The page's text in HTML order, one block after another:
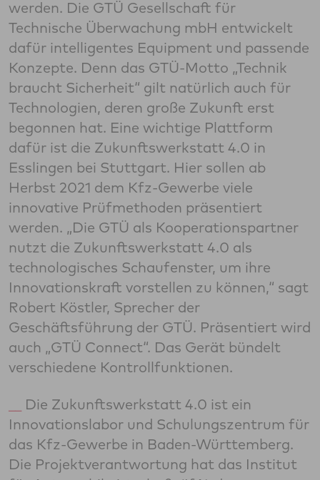
werden. Die GTÜ Gesellschaft für
Technische Überwachung mbH entwickelt
dafür intelligentes Equipment und passende
Konzepte. Denn das GTÜ-Motto „Technik
braucht Sicherheit“ gilt natürlich auch für
Technologien, deren große Zukunft erst
begonnen hat. Eine wichtige Plattform
dafür ist die Zukunftswerkstatt 4.0 in
Esslingen bei Stuttgart. Hier sollen ab
Herbst 2021 dem Kfz-Gewerbe viele
innovative Prüfmethoden präsentiert
werden. „Die GTÜ als Kooperationspartner
nutzt die Zukunftswerkstatt 4.0 als
technologisches Schaufenster, um ihre
Innovationskraft vorstellen zu können,“ sagt
Robert Köstler, Sprecher der
Geschäftsführung der GTÜ. Präsentiert wird
auch „GTÜ Connect“. Das Gerät bündelt
verschiedene Kontrollfunktionen.
Die Zukunftswerkstatt 4.0 ist ein
Innovationslabor und Schulungszentrum für
das Kfz-Gewerbe in Baden-Württemberg.
Die Projektverantwortung hat das Institut